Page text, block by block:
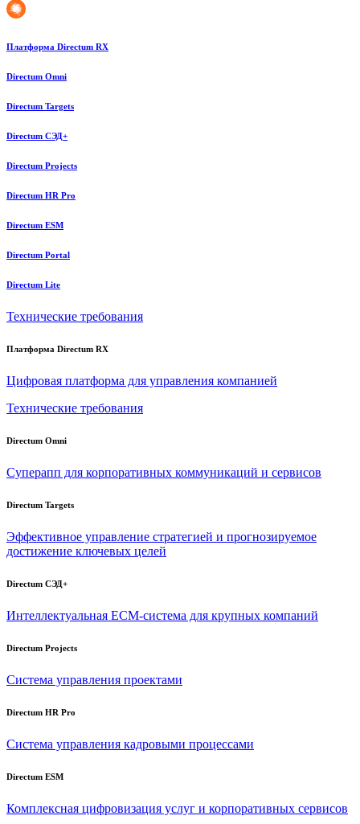
Платформа Directum RX
Directum Omni
Directum Targets
Directum СЭД+
Directum Projects
Directum HR Pro
Directum ESM
Directum Portal
Directum Lite
Технические требования
Платформа Directum RX
Цифровая платформа для управления компанией
Технические требования
Directum Omni
Суперапп для корпоративных коммуникаций и сервисов
Directum Targets
Эффективное управление стратегией и прогнозируемое
достижение ключевых целей
Directum СЭД+
Интеллектуальная ECM-система для крупных компаний
Directum Projects
Система управления проектами
Directum HR Pro
Система управления кадровыми процессами
Directum ESM
Комплексная цифровизация услуг и корпоративных сервисов